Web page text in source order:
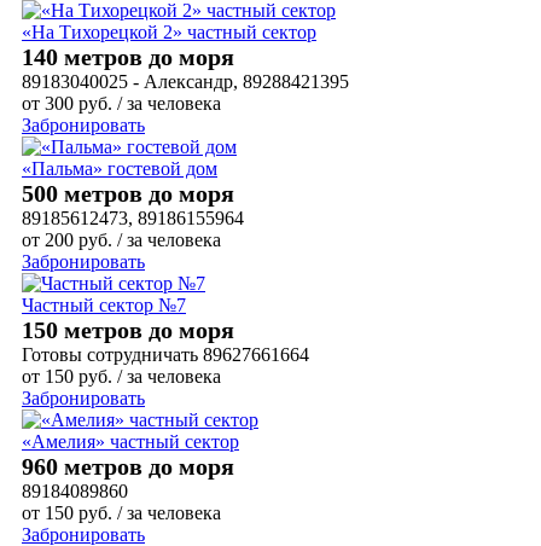
«На Тихорецкой 2» частный сектор
140 метров до моря
89183040025 - Александр, 89288421395
от 300 руб. / за человека
Забронировать
«Пальма» гостевой дом
500 метров до моря
89185612473, 89186155964
от 200 руб. / за человека
Забронировать
Частный сектор №7
150 метров до моря
Готовы сотрудничать 89627661664
от 150 руб. / за человека
Забронировать
«Амелия» частный сектор
960 метров до моря
89184089860
от 150 руб. / за человека
Забронировать